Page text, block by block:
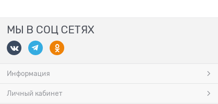
МЫ В СОЦ СЕТЯХ
Информация
Личный кабинет